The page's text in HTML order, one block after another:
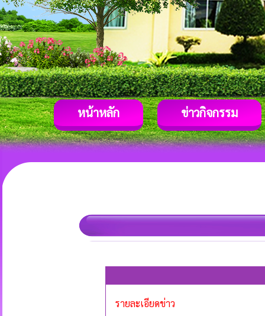
หน้าหลัก ข่าวกิจกรรม
รายละเอียดข่าว